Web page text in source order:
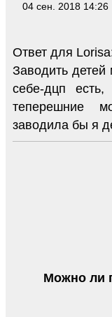
04 сен. 2018 14:26
Ответ для
Заводить
себе-дцп
теперешние
заводила бы я
Можно ли